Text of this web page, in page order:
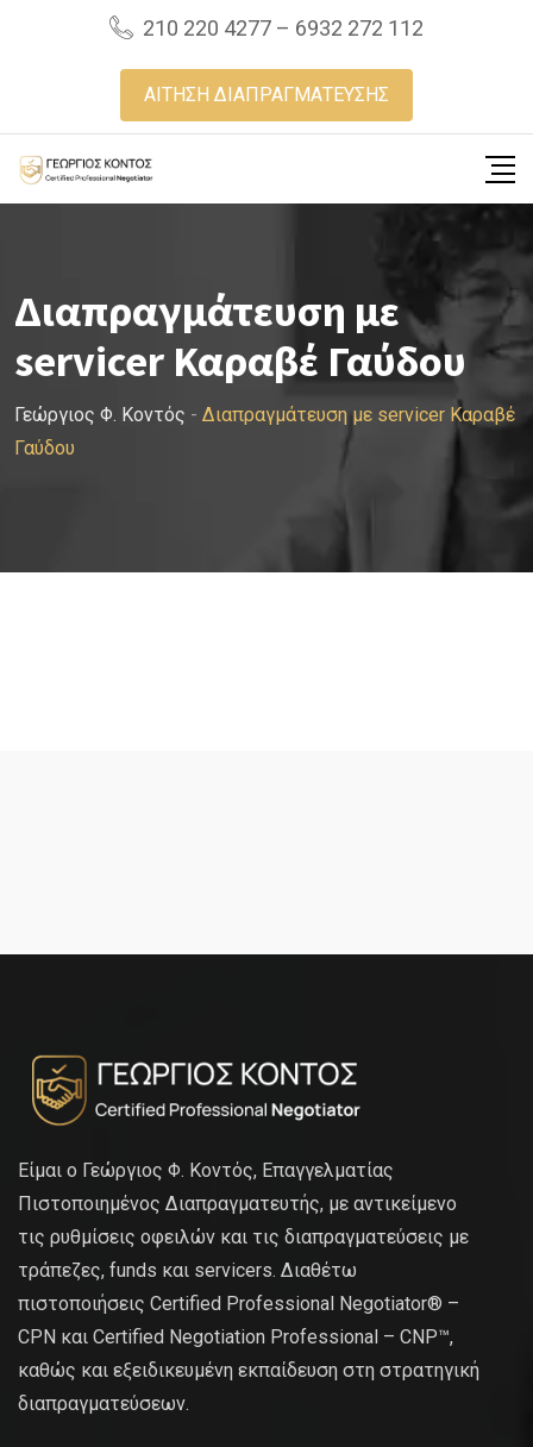
210 220 4277 – 6932 272 112
ΑΙΤΗΣΗ ΔΙΑΠΡΑΓΜΑΤΕΥΣΗΣ
Διαπραγμάτευση με
servicer Καραβέ Γαύδου
Γεώργιος Φ. Κοντός - Διαπραγμάτευση με servicer Καραβέ
Γαύδου
Είμαι ο Γεώργιος Φ. Κοντός, Επαγγελματίας
Πιστοποιημένος Διαπραγματευτής, με αντικείμενο
τις ρυθμίσεις οφειλών και τις διαπραγματεύσεις με
τράπεζες, funds και servicers. Διαθέτω
πιστοποιήσεις Certified Professional Negotiator® –
CPN και Certified Negotiation Professional – CNP™,
καθώς και εξειδικευμένη εκπαίδευση στη στρατηγική
διαπραγματεύσεων.